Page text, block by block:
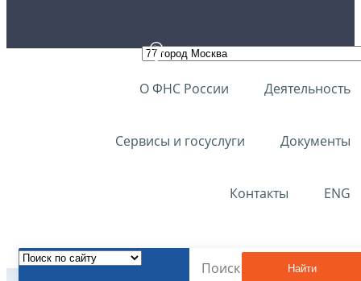
О ФНС России Деятельность
Сервисы и госуслуги Документы
Контакты ENG
Найти